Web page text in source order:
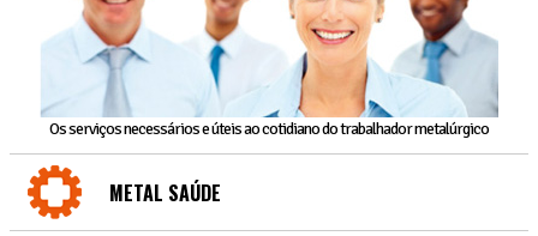
Os serviços necessários e úteis ao cotidiano do trabalhador metalúrgico
METAL SAÚDE